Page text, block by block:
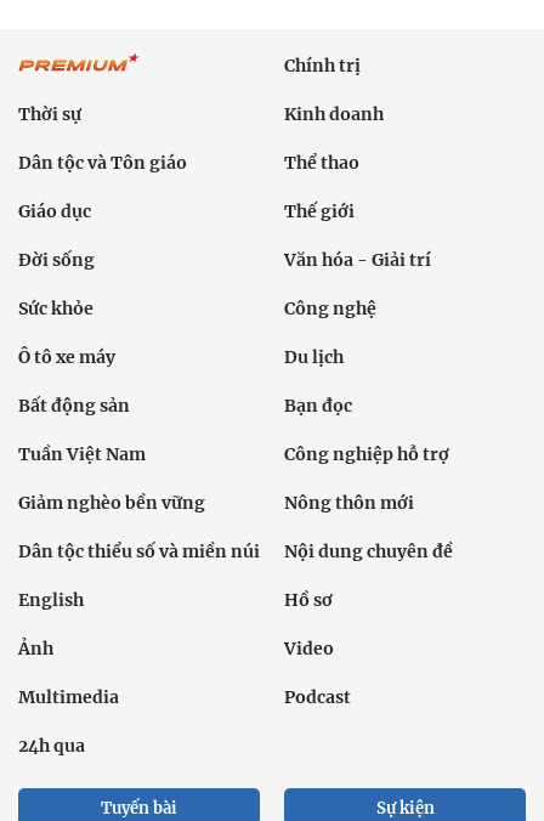
Chính trị
Thời sự Kinh doanh
Dân tộc và Tôn giáo Thể thao
Giáo dục Thế giới
Đời sống Văn hóa - Giải trí
Sức khỏe Công nghệ
Ô tô xe máy Du lịch
Bất động sản Bạn đọc
Tuần Việt Nam Công nghiệp hỗ trợ
Giảm nghèo bền vững Nông thôn mới
Dân tộc thiểu số và miền núi Nội dung chuyên đề
English Hồ sơ
Ảnh Video
Multimedia Podcast
24h qua
Tuyến bài Sự kiện